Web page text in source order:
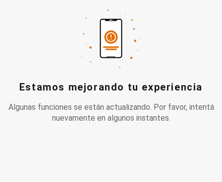
Estamos mejorando tu experiencia
Algunas funciones se están actualizando. Por favor, intentá
nuevamente en algunos instantes.